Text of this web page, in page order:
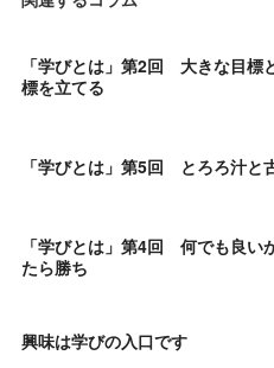
「学びとは」第2回 大きな目標
標を立てる
「学びとは」第5回 とろろ汁と
「学びとは」第4回 何でも良い
たら勝ち
興味は学びの入口です